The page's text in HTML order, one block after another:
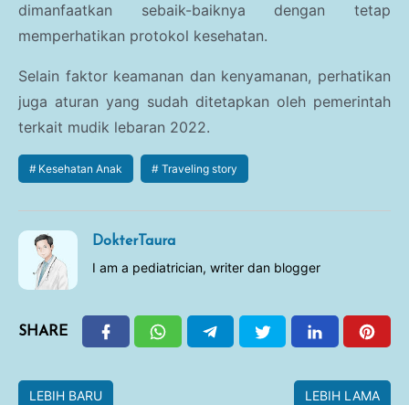
dimanfaatkan sebaik-baiknya dengan tetap
memperhatikan protokol kesehatan.
Selain faktor keamanan dan kenyamanan, perhatikan
juga aturan yang sudah ditetapkan oleh pemerintah
terkait mudik lebaran 2022.
Kesehatan Anak Traveling story
DokterTaura
I am a pediatrician, writer dan blogger
SHARE
LEBIH BARU LEBIH LAMA